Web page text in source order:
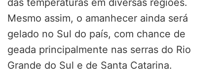
das temperaturas em diversas regiões.
Mesmo assim, o amanhecer ainda será
gelado no Sul do país, com chance de
geada principalmente nas serras do Rio
Grande do Sul e de Santa Catarina.